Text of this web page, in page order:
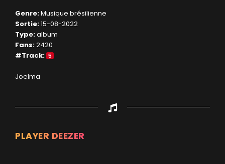
Genre:Musique brésilienne
Sortie:15-08-2022
Type:album
Fans:2420
#Track: 5
Joelma
PLAYER DEEZER